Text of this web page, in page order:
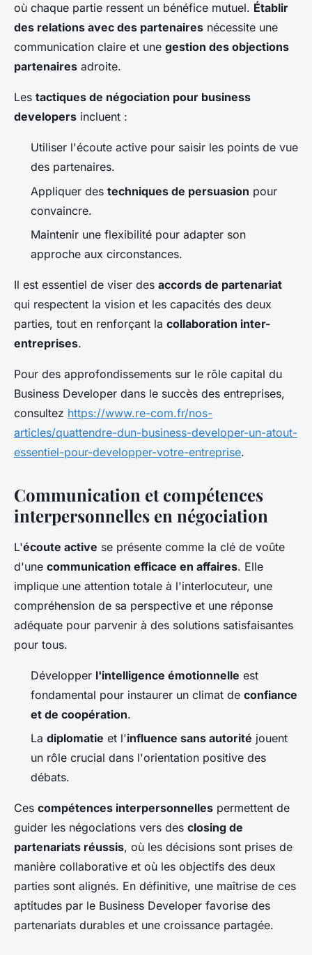
où chaque partie ressent un bénéfice mutuel. Établir
des relations avec des partenaires nécessite une
communication claire et une gestion des objections
partenaires adroite.
Les tactiques de négociation pour business
developers incluent :
Utiliser l'écoute active pour saisir les points de vue
des partenaires.
Appliquer des techniques de persuasion pour
convaincre.
Maintenir une flexibilité pour adapter son
approche aux circonstances.
Il est essentiel de viser des accords de partenariat
qui respectent la vision et les capacités des deux
parties, tout en renforçant la collaboration inter-
entreprises.
Pour des approfondissements sur le rôle capital du
Business Developer dans le succès des entreprises,
consultez https://www.re-com.fr/nos-
articles/quattendre-dun-business-developer-un-atout-
essentiel-pour-developper-votre-entreprise.
Communication et compétences
interpersonnelles en négociation
L'écoute active se présente comme la clé de voûte
d'une communication efficace en affaires. Elle
implique une attention totale à l'interlocuteur, une
compréhension de sa perspective et une réponse
adéquate pour parvenir à des solutions satisfaisantes
pour tous.
Développer l'intelligence émotionnelle est
fondamental pour instaurer un climat de confiance
et de coopération.
La diplomatie et l'influence sans autorité jouent
un rôle crucial dans l'orientation positive des
débats.
Ces compétences interpersonnelles permettent de
guider les négociations vers des closing de
partenariats réussis, où les décisions sont prises de
manière collaborative et où les objectifs des deux
parties sont alignés. En définitive, une maîtrise de ces
aptitudes par le Business Developer favorise des
partenariats durables et une croissance partagée.